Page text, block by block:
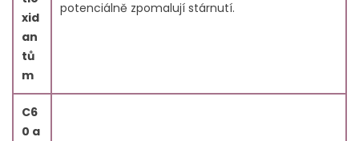
xid
an
tů
m
potenciálně zpomalují stárnutí.
C6
0 a